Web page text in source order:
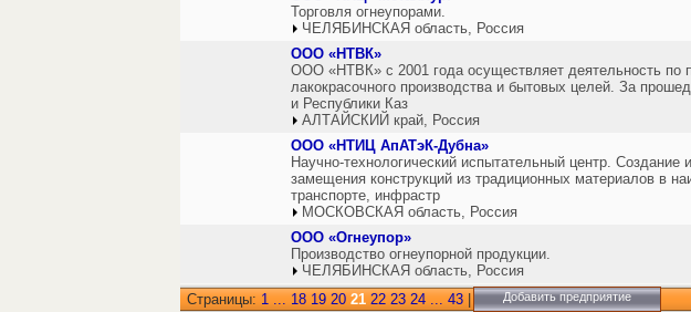
Торговля огнеупорами.
ЧЕЛЯБИНСКАЯ область, Россия
ООО «НТВК»
ООО «НТВК» с 2001 года осуществляет деятельность по
лакокрасочного производства и бытовых целей. За
и Республики Каз
АЛТАЙСКИЙ край, Россия
ООО «НТИЦ АпАТэК-Дубна»
Научно-технологический испытательный центр.
замещения конструкций из традиционных материалов в
транспорте, инфрастр
МОСКОВСКАЯ область, Россия
ООО «Огнеупор»
Производство огнеупорной продукции.
ЧЕЛЯБИНСКАЯ область, Россия
Страницы: 1 ... 18 19 20 21 22 23 24 ... 43 Добавить предприятие